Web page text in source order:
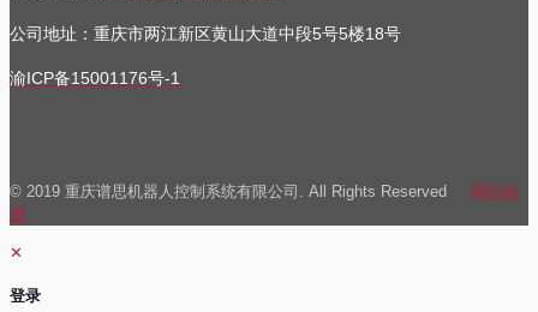
公司地址 ：重庆市两江新区黄山大道中段5号5楼18号
渝ICP备15001176号-1
© 2019 重庆谱思机器人控制系统有限公司. All Rights Reserved 网站地
图
✕
登录